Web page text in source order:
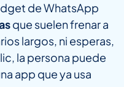
de WhatsApp
que suelen frenar a
largos, ni esperas,
la persona puede
app que ya usa